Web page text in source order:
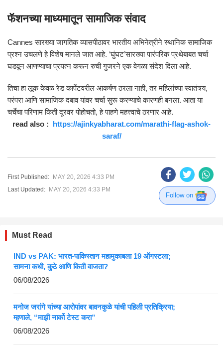
फॅशनच्या माध्यमातून सामाजिक संवाद
Cannes सारख्या जागतिक व्यासपीठावर भारतीय अभिनेत्रीने स्थानिक सामाजिक
प्रश्न उचलणे हे विशेष मानले जात आहे. ‘घुंघट’सारख्या पारंपरिक प्रथेबाबत चर्चा
घडवून आणण्याचा प्रयत्न करून रुची गुजरने एक वेगळा संदेश दिला आहे.
तिचा हा लूक केवळ रेड कार्पेटवरील आकर्षण ठरला नाही, तर महिलांच्या स्वातंत्र्य,
परंपरा आणि सामाजिक दबाव यांवर चर्चा सुरू करण्याचे कारणही बनला. आता या
चर्चेचा परिणाम किती दूरवर पोहोचतो, हे पाहणे महत्त्वाचे ठरणार आहे.
read also : https://ajinkyabharat.com/marathi-flag-ashok-
saraf/
First Published: MAY 20, 2026 4:33 PM
Last Updated: MAY 20, 2026 4:33 PM
Follow on
Must Read
IND vs PAK: भारत-पाकिस्तान महामुकाबला 19 ऑगस्टला;
सामना कधी, कुठे आणि किती वाजता?
06/08/2026
मनोज जरांगे यांच्या आरोपांवर बावनकुळे यांची पहिली प्रतिक्रिया;
म्हणाले, “माझी नार्को टेस्ट करा”
06/08/2026